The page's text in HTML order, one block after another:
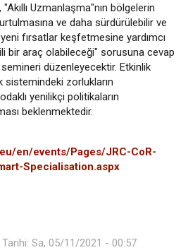
Uzmanlaşma"nın bölgelerin
ve daha sürdürülebilir ve
fırsatlar keşfetmesine yardımcı
bir araç olabileceği" sorusuna cevap
düzenleyecektir. Etkinlik
sistemindeki zorlukların
yenilikçi politikaların
beklenmektedir.
en/events/Pages/JRC-CoR-
Specialisation.aspx
Sa, 05/11/2021 - 00:57